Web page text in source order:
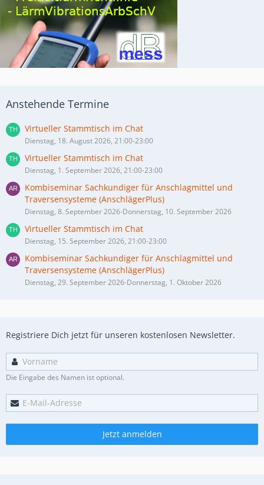
Anstehende Termine
Virtueller Stammtisch im Chat
Dienstag, 18. August 2026, 21:00-23:00
Virtueller Stammtisch im Chat
Dienstag, 1. September 2026, 21:00-23:00
Kombiseminar Sachkundiger für Anschlagmittel und
Traversensysteme (AnschlägerPlus)
Dienstag, 8. September 2026-Donnerstag, 10. September 2026
Virtueller Stammtisch im Chat
Dienstag, 15. September 2026, 21:00-23:00
Kombiseminar Sachkundiger für Anschlagmittel und
Traversensysteme (AnschlägerPlus)
Dienstag, 29. September 2026-Donnerstag, 1. Oktober 2026
Registriere Dich jetzt für unseren kostenlosen Newsletter.
Die Eingabe des Namen ist optional.
Jetzt anmelden